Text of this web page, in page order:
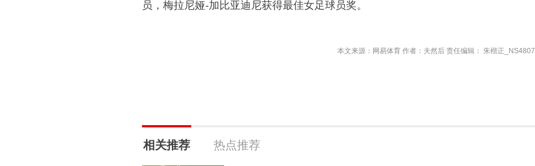
员，梅拉尼娅-加比亚迪尼获得最佳女足球员奖。
本文来源：网易体育 作者：夫然后 责任编辑： 朱楷正_NS4807
相关推荐 热点推荐